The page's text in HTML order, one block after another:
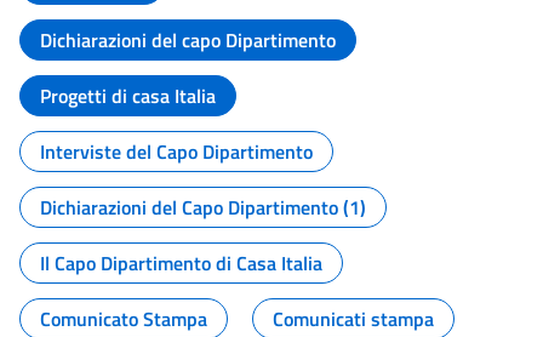
Dichiarazioni del capo Dipartimento
Progetti di casa Italia
Interviste del Capo Dipartimento
Dichiarazioni del Capo Dipartimento (1)
Il Capo Dipartimento di Casa Italia
Comunicato Stampa
Comunicati stampa